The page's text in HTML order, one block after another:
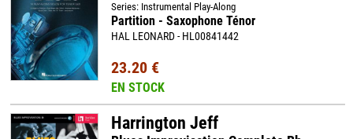
Series: Instrumental Play-Along
Partition - Saxophone Ténor
HAL LEONARD - HL00841442
23.20 €
EN STOCK
Harrington Jeff